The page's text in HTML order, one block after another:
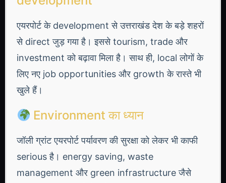
एयरपोर्ट के development से उत्तराखंड देश के बड़े शहरों
से direct जुड़ गया है। इससे tourism, trade और
investment को बढ़ावा मिला है। साथ ही, local लोगों के
लिए नए job opportunities और growth के रास्ते भी
खुले हैं।
Environment का ध्यान
जॉली ग्रांट एयरपोर्ट पर्यावरण की सुरक्षा को लेकर भी काफी
serious है। energy saving, waste
management और green infrastructure जैसे